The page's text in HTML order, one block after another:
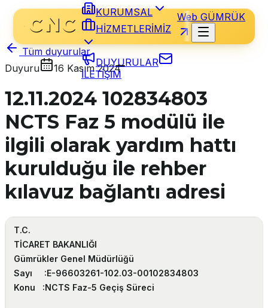
KURUMSAL
HİZMETLERİMİZ
DUYURULAR
İLETİŞİM
Web GÜMRÜK
Tüm duyurular
Duyuru
16 Kasım 2024
12.11.2024 102834803
NCTS Faz 5 modülü ile
ilgili olarak yardım hattı
kurulduğu ile rehber
kılavuz bağlantı adresi
T.C.
TİCARET BAKANLIĞI
Gümrükler Genel Müdürlüğü
Sayı :E-96603261-102.03-00102834803
Konu :NCTS Faz-5 Geçiş Süreci